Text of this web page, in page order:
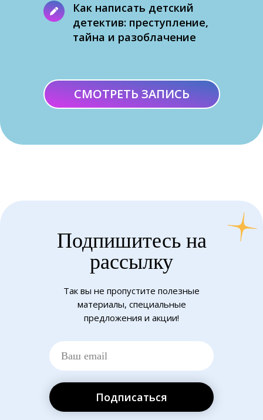
Как написать детский
детектив: преступление,
тайна и разоблачение
СМОТРЕТЬ ЗАПИСЬ
Подпишитесь на
рассылку
Так вы не пропустите полезные
материалы, специальные
предложения и акции!
Подписаться